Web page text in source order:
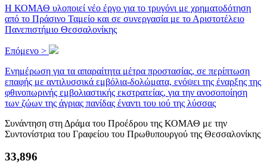
Η ΚΟΜΑΘ υλοποιεί νέο έργο για το τρυγόνι με χρηματοδότηση
από το Πράσινο Ταμείο και σε συνεργασία με το Αριστοτέλειο
Πανεπιστήμιο Θεσσαλονίκης
Επόμενο >
Ενημέρωση για τα απαραίτητα μέτρα προστασίας, σε περίπτωση
επαφής με αντιλυσσικά εμβόλια-δολώματα, ενόψει της έναρξης της
φθινοπωρινής εμβολιαστικής εκστρατείας, για την ανοσοποίηση
των ζώων της άγριας πανίδας έναντι του ιού της λύσσας
Συνάντηση στη Δράμα του Προέδρου της ΚΟΜΑΘ με την
Συντονίστρια του Γραφείου του Πρωθυπουργού της Θεσσαλονίκης
36,768